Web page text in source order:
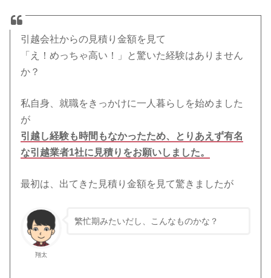
引越会社からの見積り金額を見て
「え！めっちゃ高い！」と驚いた経験はありません
か？
私自身、就職をきっかけに一人暮らしを始めました
が
引越し経験も時間もなかったため、とりあえず有名
な引越業者1社に見積りをお願いしました。
最初は、出てきた見積り金額を見て驚きましたが
翔太
繁忙期みたいだし、こんなものかな？